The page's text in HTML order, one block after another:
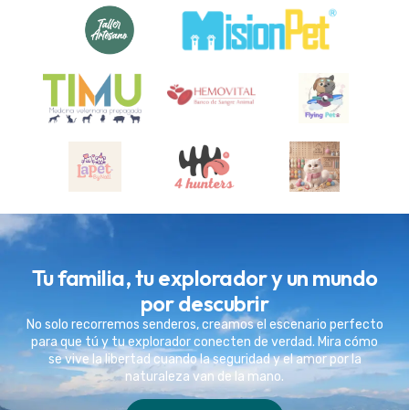
Tu familia, tu explorador y un mundo
por descubrir
No solo recorremos senderos, creamos el escenario perfecto
para que tú y tu explorador conecten de verdad. Mira cómo
se vive la libertad cuando la seguridad y el amor por la
naturaleza van de la mano.